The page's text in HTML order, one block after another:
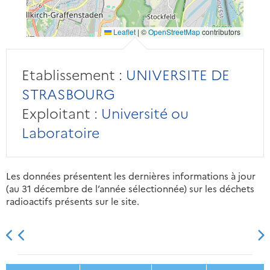
Leaflet | ©OpenStreetMapcontributors
Etablissement : UNIVERSITE DE
STRASBOURG
Exploitant : Université ou
Laboratoire
Les données présentent les dernières informations à jour
(au 31 décembre de l’année sélectionnée) sur les déchets
radioactifs présents sur le site.